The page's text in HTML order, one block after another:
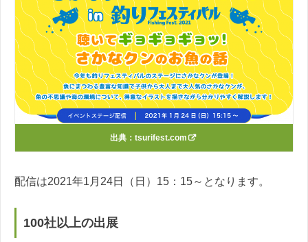
出典： tsurifest.com
配信は2021年1月24日（日）15：15～となります。
100社以上の出展